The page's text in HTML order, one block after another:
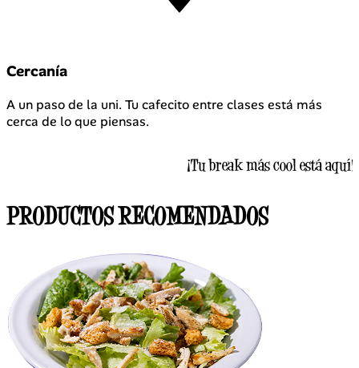
Cercanía
A un paso de la uni. Tu cafecito entre clases está más
cerca de lo que piensas.
PRODUCTOS RECOMENDADOS